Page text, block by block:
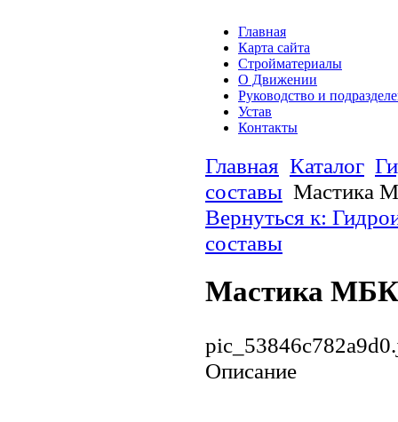
Главная
Карта сайта
Стройматериалы
О Движении
Руководство и
Устав
Контакты
Главная Каталог
составы Мастика
Вернуться к:
составы
Мастика
Описание